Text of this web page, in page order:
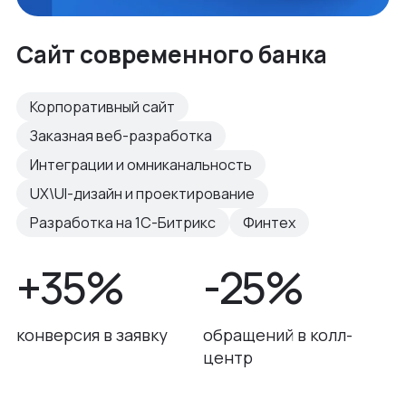
Сайт современного банка
Корпоративный сайт
Заказная веб-разработка
Интеграции и омниканальность
UX\UI-дизайн и проектирование
Разработка на 1С-Битрикс
Финтех
+35%
конверсия в заявку
-25%
обращений в колл-
центр